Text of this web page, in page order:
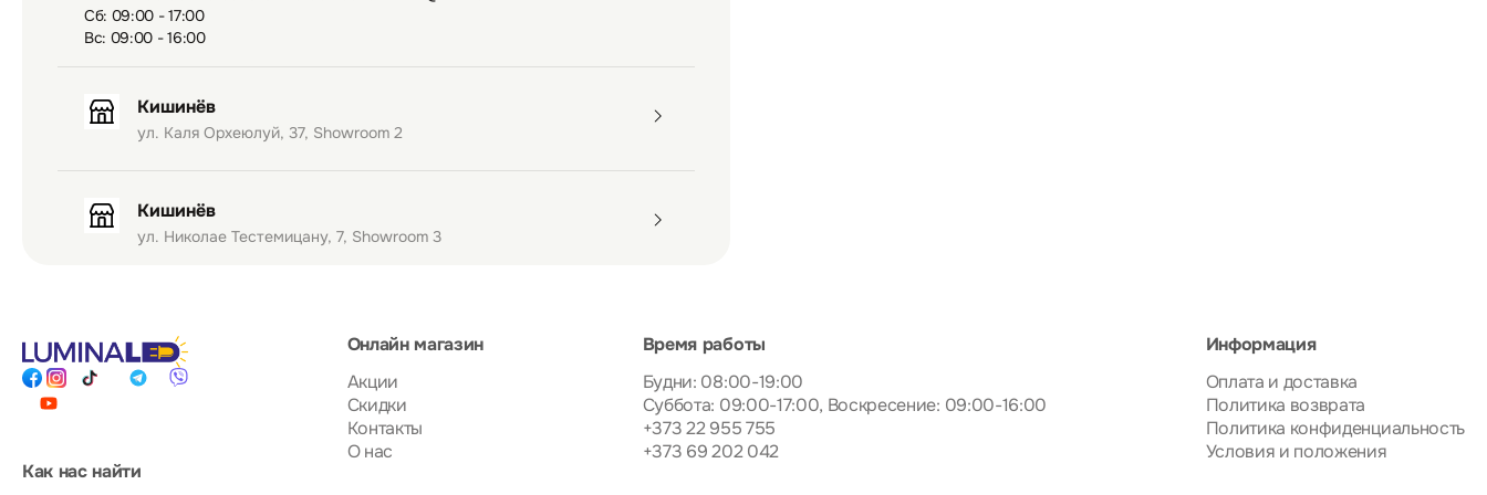
Сб: 09:00 - 17:00
Вс: 09:00 - 16:00
Кишинёв
ул. Каля Орхеюлуй, 37, Showroom 2
Кишинёв
ул. Николае Тестемицану, 7, Showroom 3
Онлайн магазин
Акции
Скидки
Контакты
О нас
Время работы
Будни: 08:00-19:00
Суббота: 09:00-17:00, Воскресение: 09:00-16:00
+373 22 955 755
+373 69 202 042
Информация
Оплата и доставка
Политика возврата
Политика конфиденциальность
Условия и положения
Как нас найти